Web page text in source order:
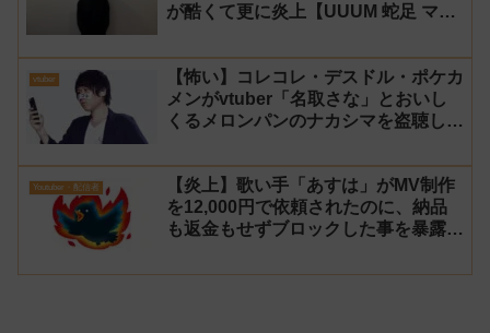
が酷くて更に炎上【UUUM 蛇足 マス
vtuber
【怖い】コレコレ・デスドル・ポケカ
メンがvtuber「名取さな」とおいし
くるメロンパンのナカシマを盗聴して
Youtuber・配信者
【炎上】歌い手「あすは」がMV制作
を12,000円で依頼されたのに、納品
も返金もせずブロックした事を暴露さ
に返金